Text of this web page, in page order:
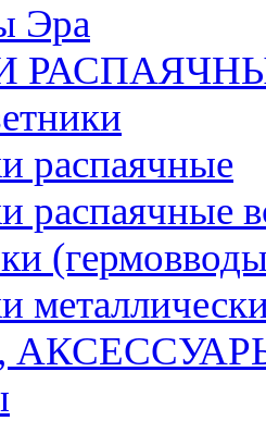
Эра
распаячные
распаячные